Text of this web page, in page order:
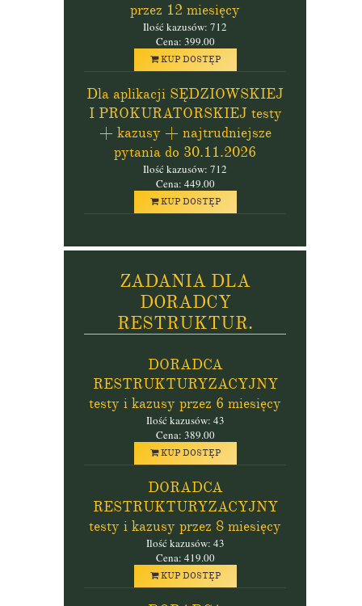
przez 12 miesięcy
Ilość kazusów: 712
Cena: 399.00
KUP DOSTĘP
Dla aplikacji SĘDZIOWSKIEJ
I PROKURATORSKIEJ testy
+ kazusy + najtrudniejsze
pytania do 30.11.2026
Ilość kazusów: 712
Cena: 449.00
KUP DOSTĘP
ZADANIA DLA
DORADCY
RESTRUKTUR.
DORADCA
RESTRUKTURYZACYJNY
testy i kazusy przez 6 miesięcy
Ilość kazusów: 43
Cena: 389.00
KUP DOSTĘP
DORADCA
RESTRUKTURYZACYJNY
testy i kazusy przez 8 miesięcy
Ilość kazusów: 43
Cena: 419.00
KUP DOSTĘP